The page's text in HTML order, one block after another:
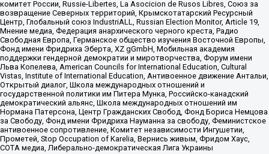
комитет России, Russie-Libertes, La Asocicion de Rusos Libres, Союз за
возвращение Северных территорий, Крымскотатарский Ресурсный
Центр, Глобальный союз IndustriALL, Russian Election Monitor, Article 19,
Мнение медиа, Федерация анархического черного креста, Радио
Свободная Европа, Германское общество изучения Восточной Европы,
Фонд имени Фридриха Эберта, XZ gGmbH, Мобильная академия
поддержки гендерной демократии и миротворчества, Форум имени
Льва Копелева, American Councils for International Education, Cultural
Vistas, Institute of International Education, Антивоенное движение Антальи,
Открытый диалог, Школа международных отношений и
государственной политики им Питера Мунка, Российско-канадский
демократический альянс, Школа международных отношений им
Нормана Патерсона, Центр Гражданских Свобод, Фонд Бориса Немцова
за Свободу, Фонд имени Фридриха Науманна за свободу, Феминистское
антивоенное сопротивление, Комитет независимости Ингушетии,
Прометей, Stop Occupation of Karelia, Вернись живым, Фридом Хаус,
СОТА медиа, Либерально-демократическая Лига Украины